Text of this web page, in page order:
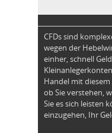
CFDs sind
wegen der
einher, schnell
Handel mit
ob Sie verstehen,
Sie es sich leisten
einzugehen, Ihr